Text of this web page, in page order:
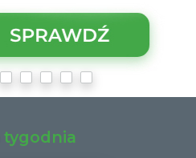
tygodnia